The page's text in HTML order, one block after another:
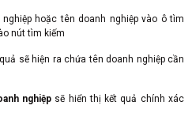
hoặc tên doanh nghiệp vào ô tìm
nút tìm kiếm
sẽ hiện ra chứa tên doanh nghiệp cần
nghiệp sẽ hiển thị kết quả chính xác